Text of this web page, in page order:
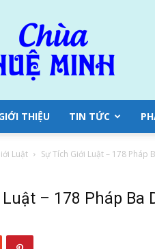
THIỆU TIN TỨC
Luật Sự Tích Giới Luật – 178 Pháp
– 178 Pháp Ba